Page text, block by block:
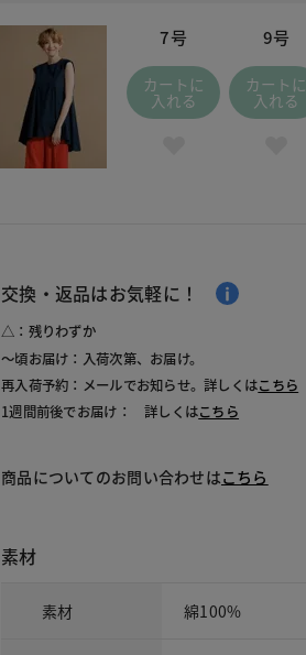
7号
カートに
入れる
9号
カートに
入れる
交換・返品はお気軽に！
△：残りわずか
～頃お届け：入荷次第、お届け。
再入荷予約：メールでお知らせ。詳しくはこちら
1週間前後でお届け： 詳しくはこちら
商品についてのお問い合わせはこちら
素材
素材 綿100%